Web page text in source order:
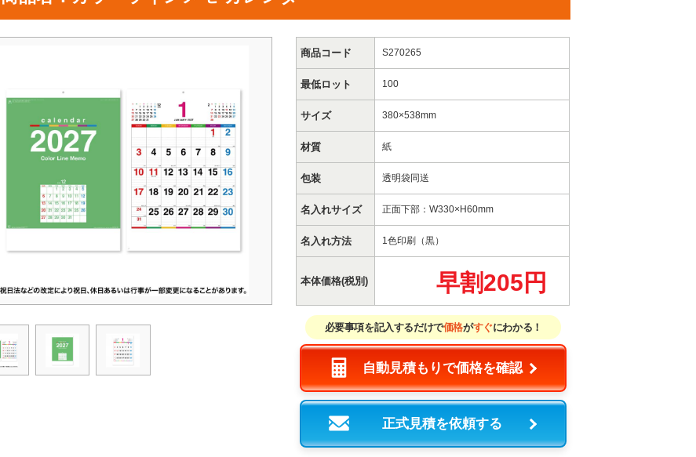
商品コード S270265
最低ロット 100
サイズ 380×538mm
材質 紙
包装 透明袋同送
名入れサイズ 正面下部：W330×H60mm
名入れ方法 1色印刷（黒）
本体価格(税別) 早割205円
必要事項を記入するだけで価格がすぐにわかる！
自動見積もりで価格を確認
正式見積を依頼する